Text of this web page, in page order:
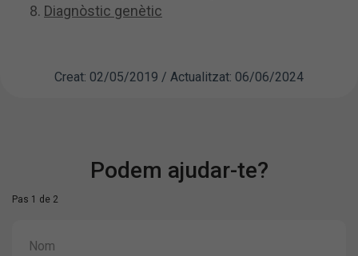
Diagnòstic genètic
Creat: 02/05/2019 / Actualitzat: 06/06/2024
Podem ajudar-te?
Pas 1 de 2